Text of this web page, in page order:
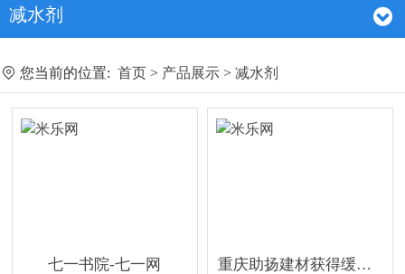
减水剂
您当前的位置: 首页 > 产品展示 > 减水剂
七一书院-七一网 重庆助扬建材获得缓释保坍剂聚羧酸减水剂组成工艺专利